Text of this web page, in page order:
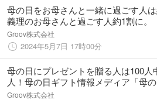
母の日をお母さんと一緒に過ごす人は
義理のお母さんと過ごす人約1割に。
母の日はどのように過ごしましたか？
査アンケートで、母の日をお母さんと
人の割合と調査。
Groov株式会社
2024年5月7日 17時00分
母の日にプレゼントを贈る人は100人
人！母の日ギフト情報メディア「母の
日.me」が、「昨年の母の日にはギフ
Groov株式会社